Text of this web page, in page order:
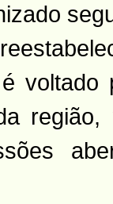
voltado
região,